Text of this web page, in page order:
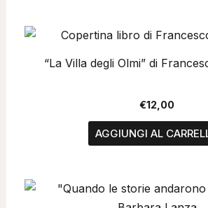
“La Villa degli Olmi” di
€12,00
AGGIUNGI AL